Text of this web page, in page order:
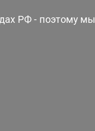
РФ - поэтому мы